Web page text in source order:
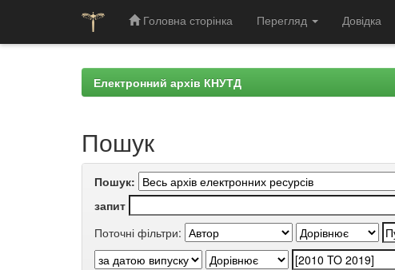
Головна сторінка Перегляд Довідка
Електронний архів КНУТД
Пошук
Пошук:
запит
Поточні фільтри: